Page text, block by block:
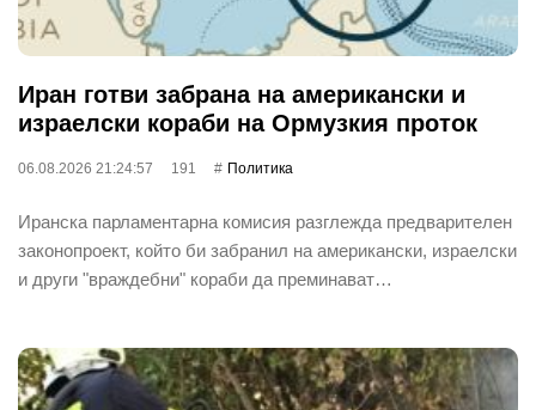
Иран готви забрана на американски и
израелски кораби на Ормузкия проток
06.08.2026 21:24:57 191 Политика
Иранска парламентарна комисия разглежда предварителен
законопроект, който би забранил на американски, израелски
и други "враждебни" кораби да преминават…